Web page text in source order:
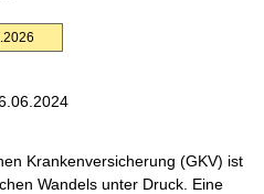
Krankenversicherung (GKV) ist
Wandels unter Druck. Eine